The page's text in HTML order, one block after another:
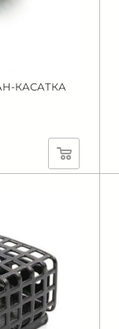
КАСАТКА